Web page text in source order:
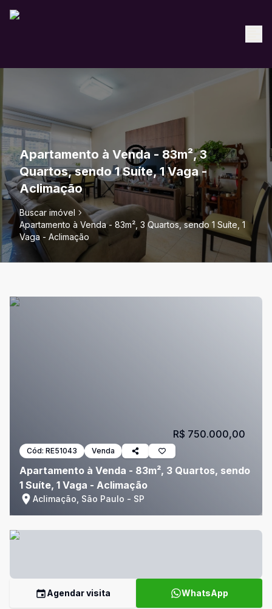
Apartamento à Venda - 83m², 3
Quartos, sendo 1 Suíte, 1 Vaga -
Aclimação
Buscar imóvel
Apartamento à Venda - 83m², 3 Quartos, sendo 1 Suíte, 1
Vaga - Aclimação
Cód: RE51043 Venda
Apartamento à Venda - 83m², 3 Quartos, sendo
1 Suíte, 1 Vaga - Aclimação
Aclimação, São Paulo - SP
R$ 750.000,00
Agendar visita WhatsApp